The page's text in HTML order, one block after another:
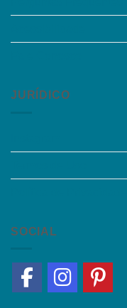
JURÍDICO
SOCIAL